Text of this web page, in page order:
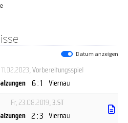
Datum anzeigen
, Vorbereitungsspiel
6 : 1 Viernau
Fr, 23.08.2019, 3.ST
2 : 3 Viernau